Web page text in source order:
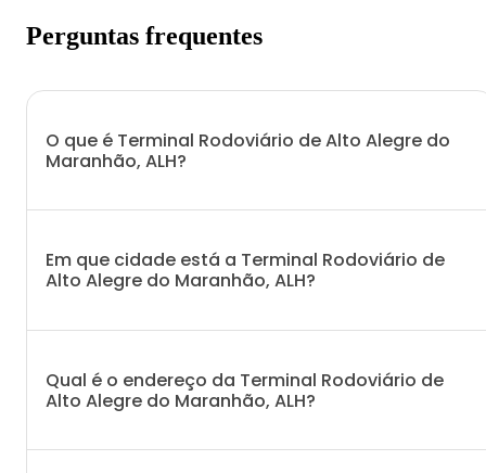
Perguntas frequentes
O que é Terminal Rodoviário de Alto Alegre do
Maranhão, ALH?
Em que cidade está a Terminal Rodoviário de
Alto Alegre do Maranhão, ALH?
Qual é o endereço da Terminal Rodoviário de
Alto Alegre do Maranhão, ALH?